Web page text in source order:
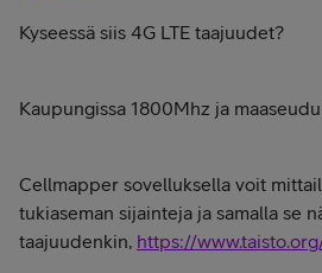
Kyseessä siis 4G LTE taajuudet?
Kaupungissa 1800Mhz ja
Cellmapper sovelluksella voit
tukiaseman sijainteja ja samalla se
taajuudenkin, https://